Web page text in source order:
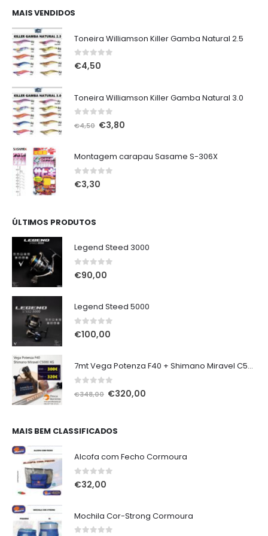
MAIS VENDIDOS
Toneira Williamson Killer Gamba Natural 2.5
0out of 5
€4,50
Toneira Williamson Killer Gamba Natural 3.0
out of 5
€4,50 O
era:
€4,50.
€3,80
é:
Montagem carapau Sasame S-306X
0out of 5
€3,30
ÚLTIMOS PRODUTOS
Legend Steed 3000
0out of 5
€90,00
Legend Steed 5000
0out of 5
€100,00
7mt Vega Potenza F40 + Shimano Miravel C5000 XG
€348,00 O
era:
€320,00
MAIS BEM CLASSIFICADOS
Alcofa com Fecho Cormoura
0out of 5
€32,00
Mochila Cor-Strong Cormoura